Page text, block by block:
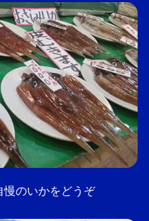
のいかをどうぞ